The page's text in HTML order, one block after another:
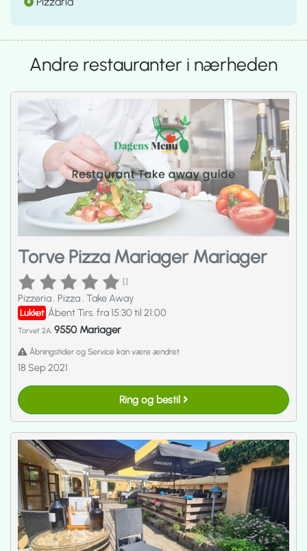
Andre restauranter i nærheden
Torve Pizza Mariager Mariager
[]
Pizzeria Pizza Take Away
Lukket Åbent Tirs. fra 15:30 til 21:00
Torvet 2A, 9550 Mariager
Åbningstider og Service kan være ændret
18 Sep 2021
Ring og bestil